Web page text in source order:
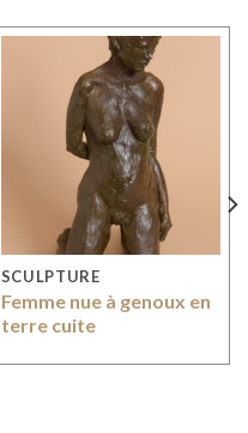
SCULPTURE
Femme nue à genoux en
terre cuite